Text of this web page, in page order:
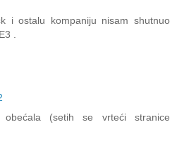
i ostalu kompaniju nisam shutnuo
.
(setih se vrteći stranice